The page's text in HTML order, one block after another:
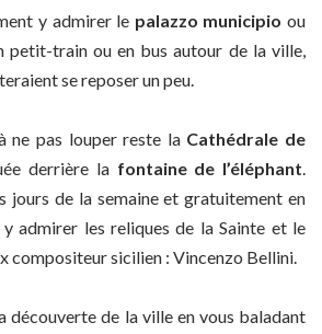
y admirer le palazzo municipio ou
petit-train ou en bus autour de la ville,
se reposer un peu.
ne pas louper reste la Cathédrale de
derrière la fontaine de l’éléphant.
jours de la semaine et gratuitement en
admirer les reliques de la Sainte et le
compositeur sicilien : Vincenzo Bellini.
découverte de la ville en vous baladant